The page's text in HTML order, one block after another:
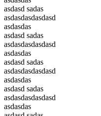
asdasd sadas
asdasdasdasdasd
asdasdas
asdasd sadas
asdasdasdasdasd
asdasdas
asdasd sadas
asdasdasdasdasd
asdasdas
asdasd sadas
asdasdasdasdasd
asdasdas